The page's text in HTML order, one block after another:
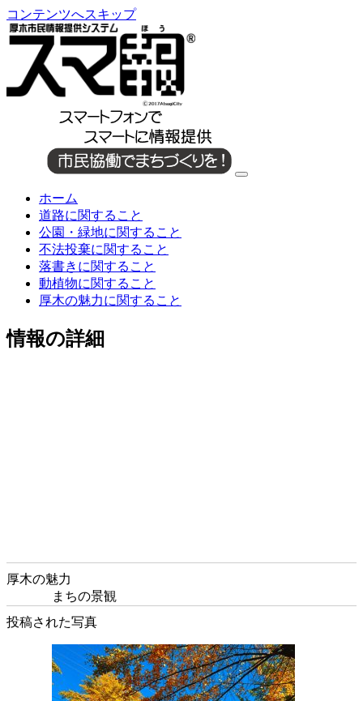
コンテンツへスキップ
ホーム
道路に関すること
公園・緑地に関すること
不法投棄に関すること
落書きに関すること
動植物に関すること
厚木の魅力に関すること
情報の詳細
厚木の魅力
まちの景観
投稿された写真